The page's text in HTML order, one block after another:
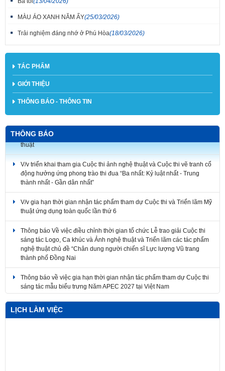
MÀU ÁO XANH NĂM ẤY(25/03/2026)
Trải nghiệm đáng nhớ ở Phú Hòa(18/03/2026)
TÁC PHẨM
GIỚI THIỆU
THÔNG BÁO - THÔNG TIN
THÔNG BÁO
V/v triển khai tham gia Cuộc thi ảnh nghệ thuật và Cuộc thi vẽ tranh cổ
động hưởng ứng phong trào thi đua “Ba nhất: Kỷ luật nhất - Trung
thành nhất - Gần dân nhất”
V/v gia hạn thời gian nhận tác phẩm tham dự Cuộc thi và Triển lãm Mỹ
thuật ứng dụng toàn quốc lần thứ 6
Thông báo Về việc điều chỉnh thời gian tổ chức Lễ trao giải Cuộc thi
sáng tác Logo, Ca khúc và Ảnh nghệ thuật và Triển lãm các tác phẩm
nghệ thuật chủ đề “Chân dung người chiến sĩ Lực lượng Vũ trang
thành phố Đồng Nai
Thông báo về việc gia hạn thời gian nhận tác phẩm tham dự Cuộc thi
sáng tác mẫu biểu trưng Năm APEC 2027 tại Việt Nam
Về việc điều chỉnh thời gian tổ chức Lễ trao giải Cuộc thi sáng tác
thuật
LỊCH LÀM VIỆC